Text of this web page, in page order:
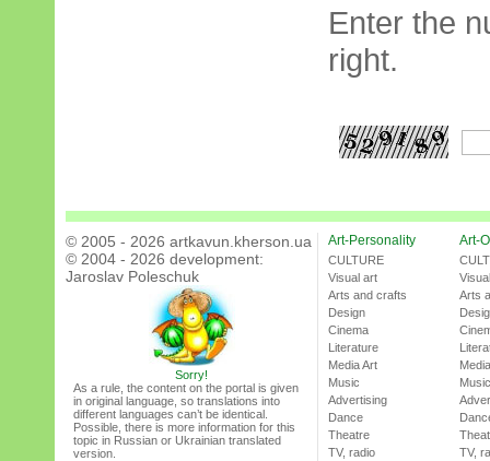
Enter the
right.
© 2005 - 2026 artkavun.kherson.ua
© 2004 - 2026 development:
Jaroslav Poleschuk
Sorry!
As a rule, the content on the portal is given
in original language, so translations into
different languages can’t be identical.
Possible, there is more information for this
topic in Russian or Ukrainian translated
version.
Art-Personality
CULTURE
Visual art
Arts and crafts
Design
Cinema
Literature
Media Art
Music
Advertising
Dance
Theatre
TV, radio
Art-
Arts
Music
TV,